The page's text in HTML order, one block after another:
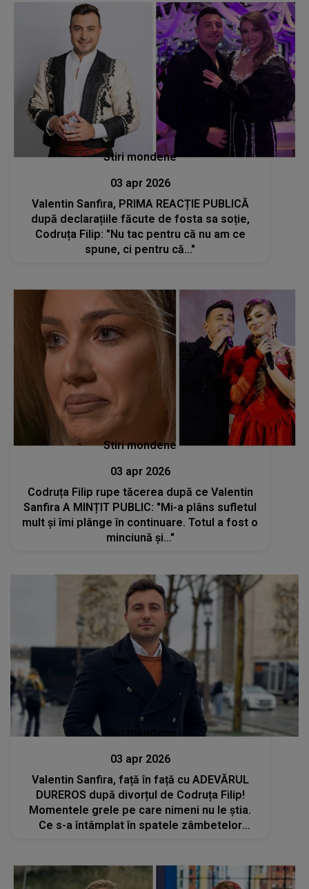
Stiri mondene
03 apr 2026
Valentin Sanfira, PRIMA REACȚIE PUBLICĂ
după declarațiile făcute de fosta sa soție,
Codruța Filip: "Nu tac pentru că nu am ce
spune, ci pentru că..."
Stiri mondene
03 apr 2026
Codruța Filip rupe tăcerea după ce Valentin
Sanfira A MINȚIT PUBLIC: "Mi-a plâns sufletul
mult și îmi plânge în continuare. Totul a fost o
minciună și..."
03 apr 2026
Valentin Sanfira, față în față cu ADEVĂRUL
DUREROS după divorțul de Codruța Filip!
Momentele grele pe care nimeni nu le știa.
Ce s-a întâmplat în spatele zâmbetelor